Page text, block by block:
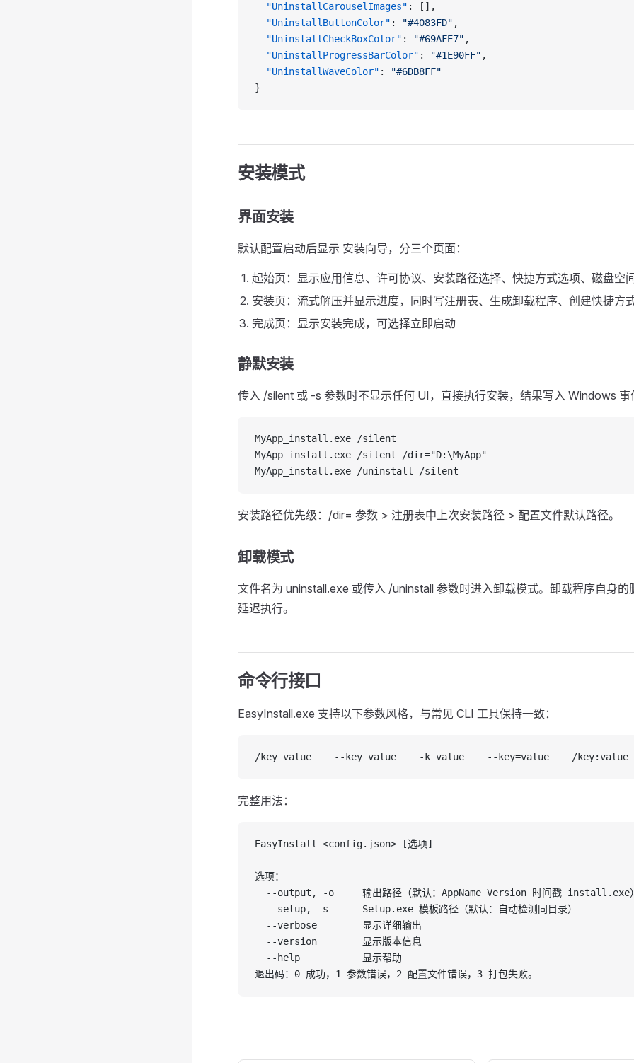
  "UninstallCarouselImages"
: [],
  "UninstallButtonColor"
: "#4083FD" ,
  "UninstallCheckBoxColor"
: "#69AFE7" ,
  "UninstallProgressBarColor"
: "#1E90FF" ,
  "UninstallWaveColor"
:
"#6DB8FF"
}
安装模式
界面安装
默认配置启动后显示 安装向导，分三个页面：
起始页：显示应用信息、许可协议、安装路径选择、快捷方式选项、磁盘空
安装页：流式解压并显示进度，同时写注册表、生成卸载程序、创建快捷方
完成页：显示安装完成，可选择立即启动
静默安装
传入 /silent 或 -s 参数时不显示任何 UI，直接执行安装，结果写入 Windows 事
MyApp_install.exe /silent
MyApp_install.exe /silent /dir="D:\MyApp"
MyApp_install.exe /uninstall /silent
安装路径优先级：/dir= 参数 > 注册表中上次安装路径 > 配置文件默认路径。
卸载模式
文件名为 uninstall.exe 或传入 /uninstall 参数时进入卸载模式。卸载程序自身
延迟执行。
命令行接口
EasyInstall.exe 支持以下参数风格，与常见 CLI 工具保持一致：
/key value    --key value    -k value    --key=value    /key:value
完整用法：
EasyInstall <config.json> [选项]
选项：
--output, -o     输出路径（默认：AppName_Version_时间戳_install.exe
  --setup, -s      Setup.exe 模板路径（默认：自动检测同目录）
  --verbose        显示详细输出
  --version        显示版本信息
  --help           显示帮助
退出码：0 成功，1 参数错误，2 配置文件错误，3 打包失败。